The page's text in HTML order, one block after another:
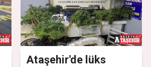
Ataşehir'de lüks